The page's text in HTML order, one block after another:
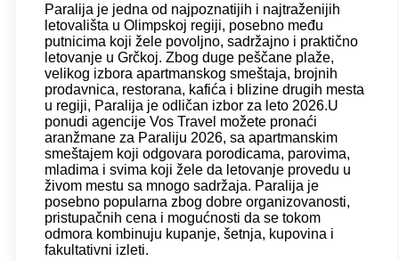
Paralija je jedna od najpoznatijih i najtraženijih
letovališta u Olimpskoj regiji, posebno među
putnicima koji žele povoljno, sadržajno i praktično
letovanje u Grčkoj. Zbog duge peščane plaže,
velikog izbora apartmanskog smeštaja, brojnih
prodavnica, restorana, kafića i blizine drugih mesta
u regiji, Paralija je odličan izbor za leto 2026.U
ponudi agencije Vos Travel možete pronaći
aranžmane za Paraliju 2026, sa apartmanskim
smeštajem koji odgovara porodicama, parovima,
mladima i svima koji žele da letovanje provedu u
živom mestu sa mnogo sadržaja. Paralija je
posebno popularna zbog dobre organizovanosti,
pristupačnih cena i mogućnosti da se tokom
odmora kombinuju kupanje, šetnja, kupovina i
fakultativni izleti.